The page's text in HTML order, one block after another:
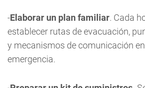
-Elaborar un plan familiar. Cada
establecer rutas de evacuación,
y mecanismos de comunicación
emergencia.